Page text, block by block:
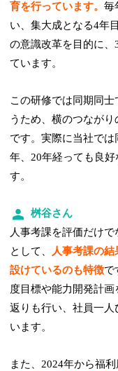
育を行っています。毎
い、集大成となる4年
の意識改革を目的に
ています。
この研修では同期同
うため、横のつなが
です。実際に当社で
年、20年経っても良
す。
桝谷さん
人事考課を評価だけ
として、
人事考課の
設けているのも特徴で
度目標や能力開発計
返りも行い、社員一
います。
また、2024年から福